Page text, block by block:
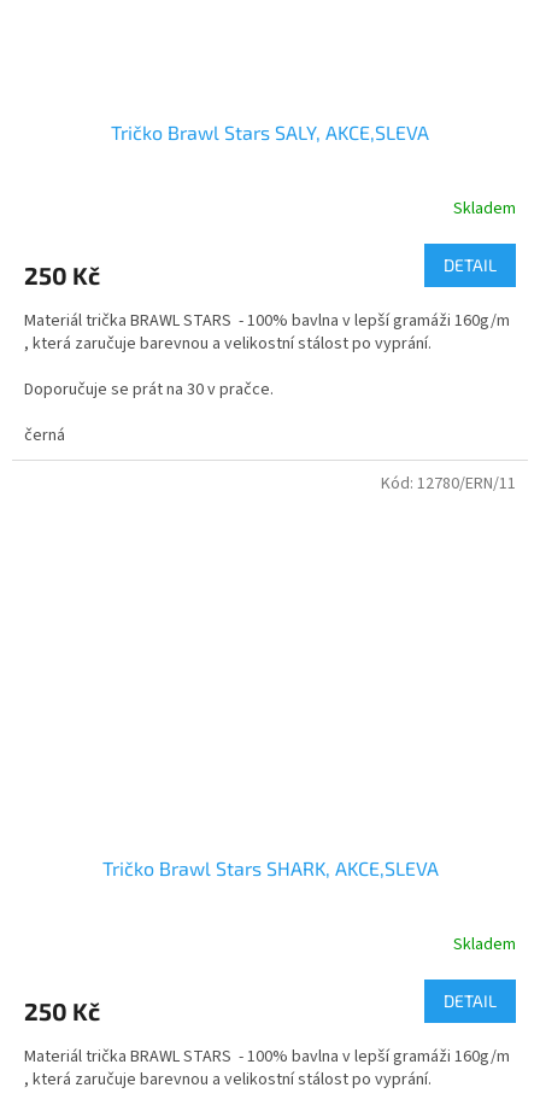
Tričko Brawl Stars SALY, AKCE,SLEVA
Skladem
250 Kč DETAIL
Materiál trička BRAWL STARS - 100% bavlna v lepší gramáži 160g/m
, která zaručuje barevnou a velikostní stálost po vyprání.
Doporučuje se prát na 30 v pračce.
velikosti - dětské i dospělé
černá
Tričko Brawl Stars SHARK, AKCE,SLEVA
Skladem
250 Kč DETAIL
Materiál trička BRAWL STARS - 100% bavlna v lepší gramáži 160g/m
, která zaručuje barevnou a velikostní stálost po vyprání.
Kód: 12780/ERN/11